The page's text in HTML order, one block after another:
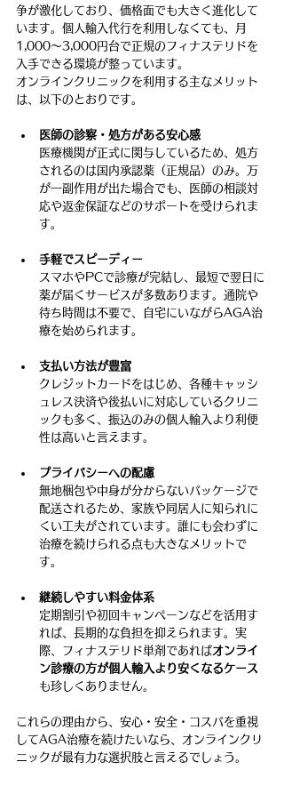
争が激化しており、価格面でも大きく進化して
います。個人輸入代行を利用しなくても、月
1,000〜3,000円台で正規のフィナステリドを
入手できる環境が整っています。
オンラインクリニックを利用する主なメリット
は、以下のとおりです。
医師の診察・処方がある安心感
医療機関が正式に関与しているため、処方
されるのは国内承認薬（正規品）のみ。万
が一副作用が出た場合でも、医師の相談対
応や返金保証などのサポートを受けられま
す。
手軽でスピーディー
スマホやPCで診療が完結し、最短で翌日に
薬が届くサービスが多数あります。通院や
待ち時間は不要で、自宅にいながらAGA治
療を始められます。
支払い方法が豊富
クレジットカードをはじめ、各種キャッシ
ュレス決済や後払いに対応しているクリニ
ックも多く、振込のみの個人輸入より利便
性は高いと言えます。
プライバシーへの配慮
無地梱包や中身が分からないパッケージで
配送されるため、家族や同居人に知られに
くい工夫がされています。誰にも会わずに
治療を続けられる点も大きなメリットで
す。
継続しやすい料金体系
定期割引や初回キャンペーンなどを活用す
れば、長期的な負担を抑えられます。実
際、フィナステリド単剤であればオンライ
ン診療の方が個人輸入より安くなるケース
も珍しくありません。
これらの理由から、安心・安全・コスパを重視
してAGA治療を続けたいなら、オンラインクリ
ニックが最有力な選択肢と言えるでしょう。